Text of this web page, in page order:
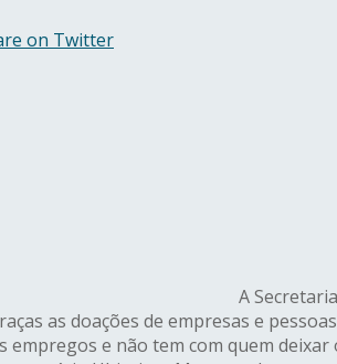
on Twitter
A
as doações de empresas e
empregos e não tem com quem